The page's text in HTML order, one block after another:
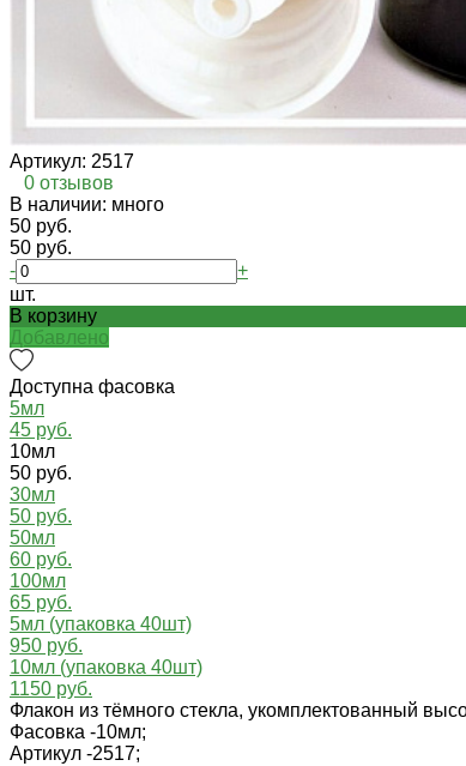
Артикул: 2517
0 отзывов
В наличии: много
50 руб.
50 руб.
-
+
шт.
В корзину
Добавлено
Доступна фасовка
5мл
45 руб.
10мл
50 руб.
30мл
50 руб.
50мл
60 руб.
100мл
65 руб.
5мл (упаковка 40шт)
950 руб.
10мл (упаковка 40шт)
1150 руб.
Флакон из тёмного стекла, укомплектованный
Фасовка -10мл;
Артикул -2517;